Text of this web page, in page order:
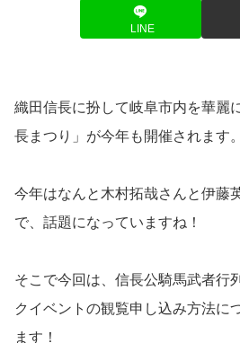
LINE
織田信長に扮して岐阜市内を華麗
長まつり」が今年も開催されます。
今年はなんと木村拓哉さんと伊藤
で、話題になっていますね！
そこで今回は、信長公騎馬武者行
クイベントの観覧申し込み方法に
ます！